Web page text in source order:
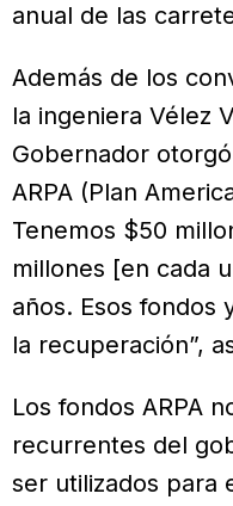
anual de las
Además de los
la ingeniera Vélez
Gobernador
ARPA (Plan
Tenemos $50
millones [en cada
años. Esos fondos
la recuperación”,
Los fondos ARPA
recurrentes del
ser utilizados para